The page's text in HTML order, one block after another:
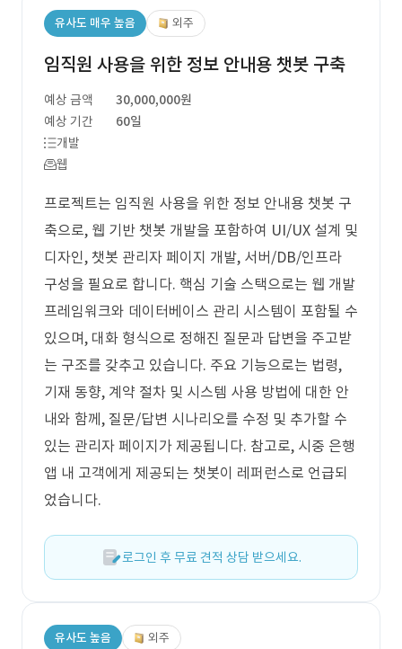
유사도 매우 높음 외주
임직원 사용을 위한 정보 안내용 챗봇 구축
예상 금액
30,000,000원
예상 기간
60일
개발
웹
프로젝트는 임직원 사용을 위한 정보 안내용 챗봇 구
축으로, 웹 기반 챗봇 개발을 포함하여 UI/UX 설계 및
디자인, 챗봇 관리자 페이지 개발, 서버/DB/인프라
구성을 필요로 합니다. 핵심 기술 스택으로는 웹 개발
프레임워크와 데이터베이스 관리 시스템이 포함될 수
있으며, 대화 형식으로 정해진 질문과 답변을 주고받
는 구조를 갖추고 있습니다. 주요 기능으로는 법령,
기재 동향, 계약 절차 및 시스템 사용 방법에 대한 안
내와 함께, 질문/답변 시나리오를 수정 및 추가할 수
있는 관리자 페이지가 제공됩니다. 참고로, 시중 은행
앱 내 고객에게 제공되는 챗봇이 레퍼런스로 언급되
었습니다.
로그인 후 무료 견적 상담 받으세요.
유사도 높음 외주